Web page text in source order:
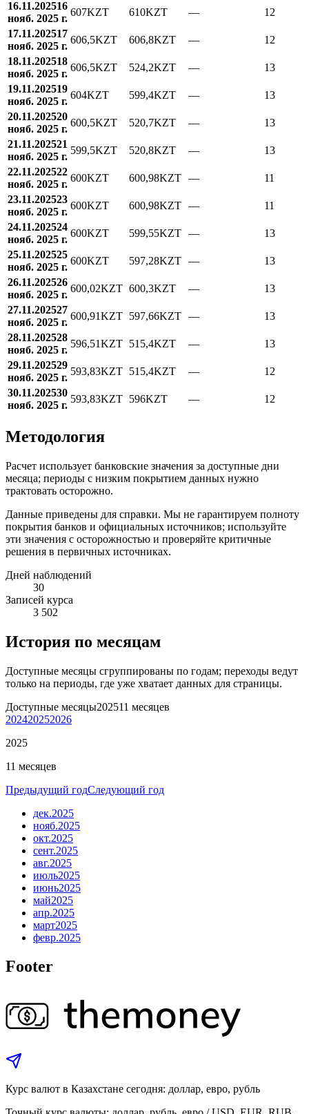
16.11.202516
нояб. 2025 г.
607KZT 610KZT —
12
17.11.202517
нояб. 2025 г.
606,5KZT 606,8KZT —
12
18.11.202518
нояб. 2025 г.
606,5KZT 524,2KZT —
13
19.11.202519
нояб. 2025 г.
604KZT 599,4KZT —
13
20.11.202520
нояб. 2025 г.
600,5KZT 520,7KZT —
13
21.11.202521
нояб. 2025 г.
599,5KZT 520,8KZT —
13
22.11.202522
нояб. 2025 г.
600KZT 600,98KZT —
11
23.11.202523
нояб. 2025 г.
600KZT 600,98KZT —
11
24.11.202524
нояб. 2025 г.
600KZT 599,55KZT —
13
25.11.202525
нояб. 2025 г.
600KZT 597,28KZT —
13
26.11.202526
нояб. 2025 г.
600,02KZT 600,3KZT —
13
27.11.202527
нояб. 2025 г.
600,91KZT 597,66KZT —
13
28.11.202528
нояб. 2025 г.
596,51KZT 515,4KZT —
13
29.11.202529
нояб. 2025 г.
593,83KZT 515,4KZT —
12
30.11.202530
нояб. 2025 г.
593,83KZT 596KZT — 12
Методология
Расчет использует банковские значения за доступные дни
месяца; периоды с низким покрытием данных нужно
трактовать осторожно.
Данные приведены для справки. Мы не гарантируем полноту
покрытия банков и официальных источников; используйте
эти значения с осторожностью и проверяйте критичные
решения в первичных источниках.
Дней наблюдений
30
Записей курса
3 502
История по месяцам
Доступные месяцы сгруппированы по годам; переходы ведут
только на периоды, где уже хватает данных для страницы.
Доступные месяцы202511 месяцев
202420252026
2025
11 месяцев
Предыдущий годСледующий год
дек.2025
нояб.2025
окт.2025
сент.2025
авг.2025
июль2025
июнь2025
май2025
апр.2025
март2025
февр.2025
Footer
Курс валют в Казахстане сегодня: доллар, евро, рубль